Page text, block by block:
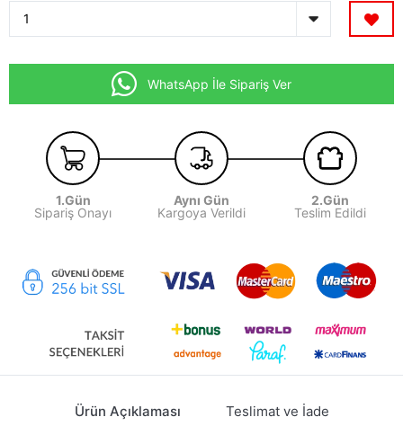
WhatsApp İle Sipariş Ver
1.Gün
Sipariş Onayı
Aynı Gün
Kargoya Verildi
2.Gün
Teslim Edildi
Ürün Açıklaması Teslimat ve İade